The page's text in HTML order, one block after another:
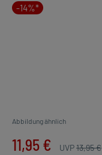
-14%*
Abbildung ähnlich
11,95 € UVP13,95 €